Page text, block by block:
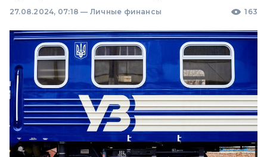
27.08.2024, 07:18 — Личные финансы 163